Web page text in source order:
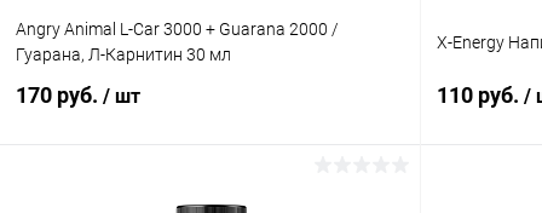
Angry Animal L-Car 3000 + Guarana 2000 /
Гуарана, Л-Карнитин 30 мл
170 руб. / шт
X-Energy
110 руб. /